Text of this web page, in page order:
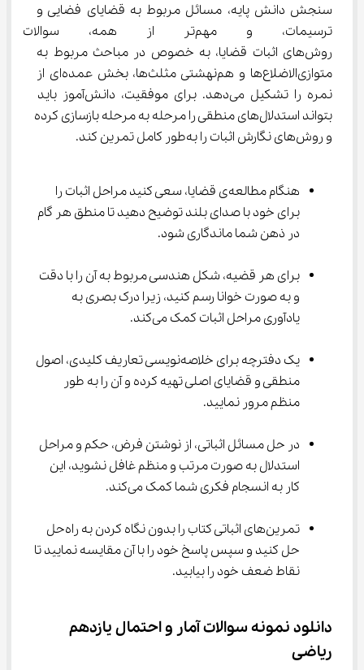
سنجش دانش پایه، مسائل مربوط به قضایای فضایی و
ترسیمات، و مهم‌تر از همه،
روش‌های اثبات قضایا، به خصوص در مباحث مربوط به
متوازی‌الاضلاع‌ها و هم‌نهشتی مثلث‌ها، بخش عمده‌ای از
نمره را تشکیل می‌دهد. برای موفقیت، دانش‌آموز باید
بتواند استدلال‌های منطقی را مرحله به مرحله بازسازی کرده
و روش‌های نگارش اثبات را به‌طور کامل تمرین کند.
هنگام مطالعه‌ی قضایا، سعی کنید مراحل اثبات را
برای خود با صدای بلند توضیح دهید تا منطق هر گام
در ذهن شما ماندگاری شود.
برای هر قضیه، شکل هندسی مربوط به آن را با دقت
و به صورت خوانا رسم کنید، زیرا درک بصری به
یادآوری مراحل اثبات کمک می‌کند.
یک دفترچه برای خلاصه‌نویسی تعاریف کلیدی، اصول
منطقی و قضایای اصلی تهیه کرده و آن را به طور
منظم مرور نمایید.
در حل مسائل اثباتی، از نوشتن فرض، حکم و مراحل
استدلال به صورت مرتب و منظم غافل نشوید، این
کار به انسجام فکری شما کمک می‌کند.
تمرین‌های اثباتی کتاب را بدون نگاه کردن به راه‌حل
حل کنید و سپس پاسخ خود را با آن مقایسه نمایید تا
نقاط ضعف خود را بیابید.
دانلود نمونه سوالات آمار و احتمال یازدهم
ریاضی